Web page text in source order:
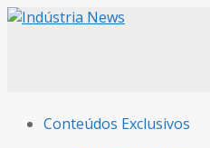
Conteúdos Exclusivos